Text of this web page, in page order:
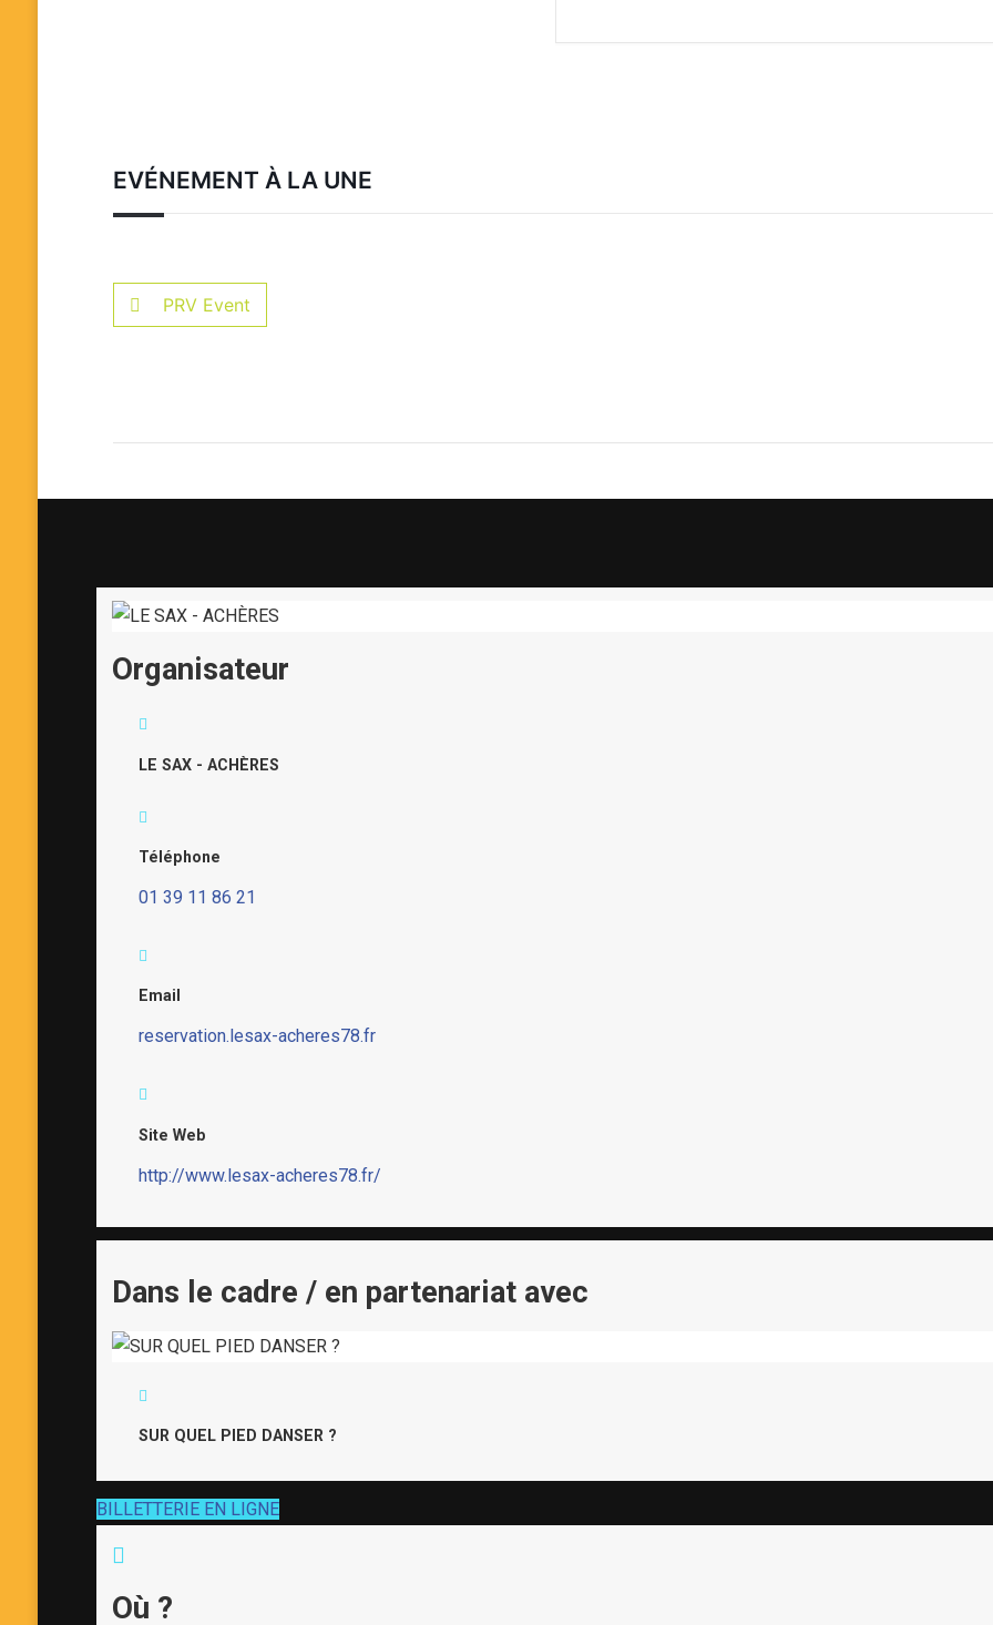
EVÉNEMENT À LA UNE
PRV Event
Organisateur
LE SAX - ACHÈRES
Téléphone
01 39 11 86 21
Email
reservation.lesax-acheres78.fr
Site Web
http://www.lesax-acheres78.fr/
Dans le cadre / en partenariat avec
SUR QUEL PIED DANSER ?
BILLETTERIE EN LIGNE
Où ?